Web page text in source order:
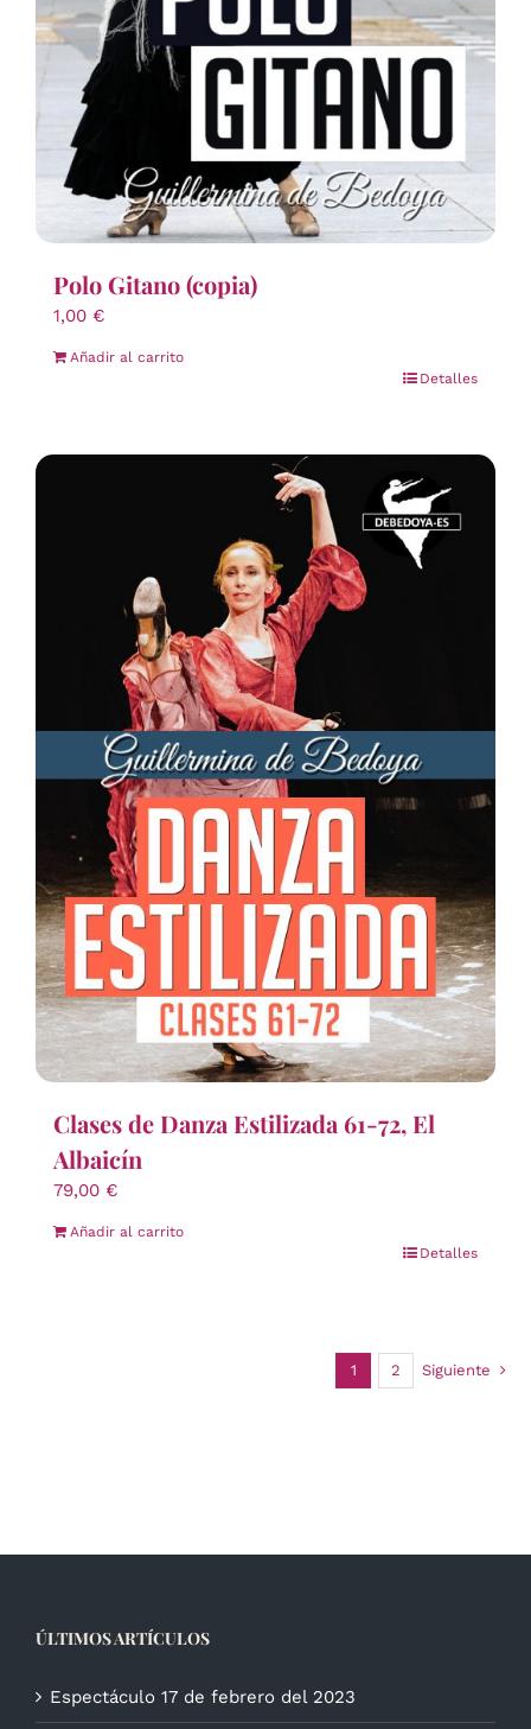
Polo Gitano (copia)
1,00 €
Añadir al carrito
Detalles
Clases de Danza Estilizada 61-72, El
Albaicín
79,00 €
Añadir al carrito
Detalles
1 2 Siguiente
ÚLTIMOS ARTÍCULOS
Espectáculo 17 de febrero del 2023